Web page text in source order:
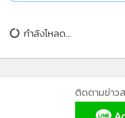
• News1
กำลังโหลด...
ติดตามข่าว